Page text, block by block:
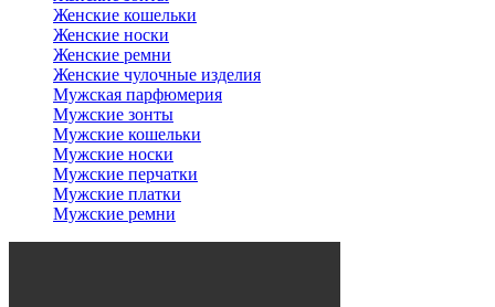
Женские кошельки
Женские носки
Женские ремни
Женские чулочные изделия
Мужская парфюмерия
Мужские зонты
Мужские кошельки
Мужские носки
Мужские перчатки
Мужские платки
Мужские ремни